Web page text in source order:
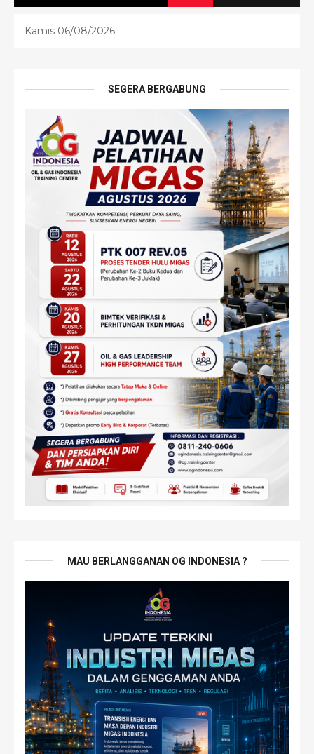
Kamis 06/08/2026
SEGERA BERGABUNG
MAU BERLANGGANAN OG INDONESIA ?